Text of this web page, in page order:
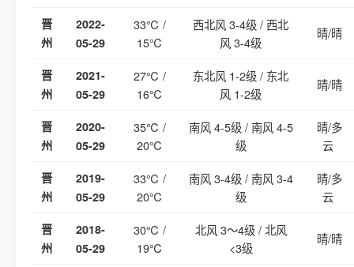
晋
州
2022-
05-29
33℃ /
15℃
西北风 3-4级 / 西北
风 3-4级
晴/晴
晋
州
2021-
05-29
27℃ /
16℃
东北风 1-2级 / 东北
风 1-2级
晴/晴
晋
州
2020-
05-29
35℃ /
20℃
南风 4-5级 / 南风 4-5
级
晴/多
云
晋
州
2019-
05-29
33℃ /
20℃
南风 3-4级 / 南风 3-4
级
晴/多
云
晋
州
2018-
05-29
30℃ /
19℃
北风 3～4级 / 北风
<3级
晴/晴